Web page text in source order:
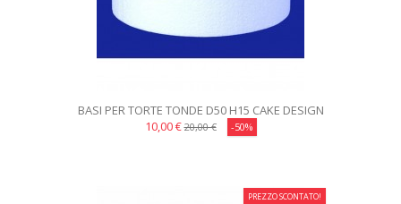
BASI PER TORTE TONDE D50 H15 CAKE DESIGN
10,00 € 20,00 € -50%
PREZZO SCONTATO!